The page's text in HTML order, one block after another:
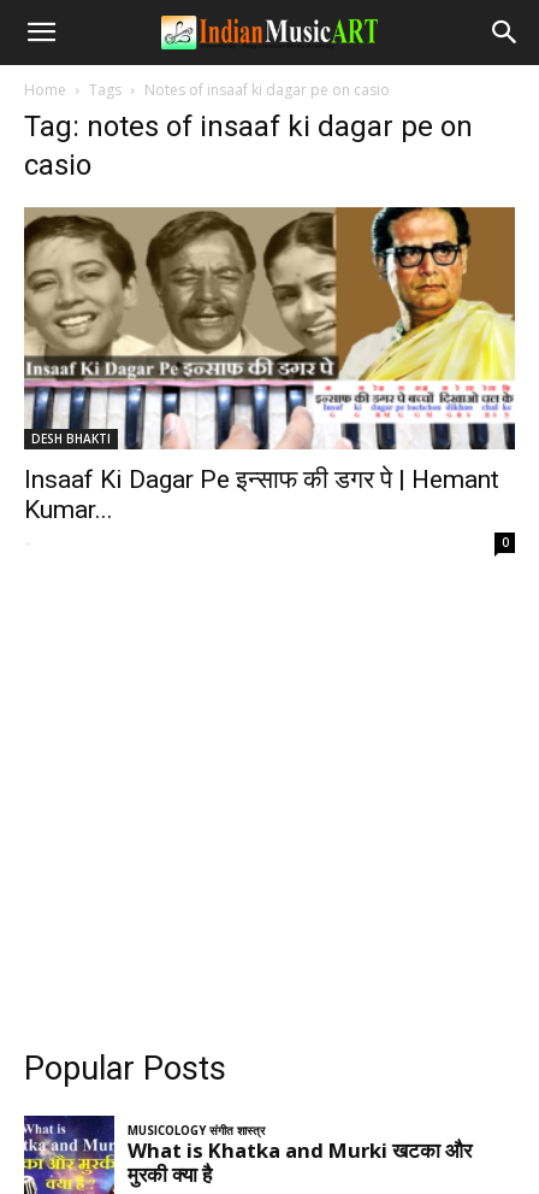
Home Tags Notes of insaaf ki dagar pe on casio
Tag: notes of insaaf ki dagar pe on
casio
DESH BHAKTI
Insaaf Ki Dagar Pe इन्साफ की डगर पे | Hemant
Kumar...
- 0
Popular Posts